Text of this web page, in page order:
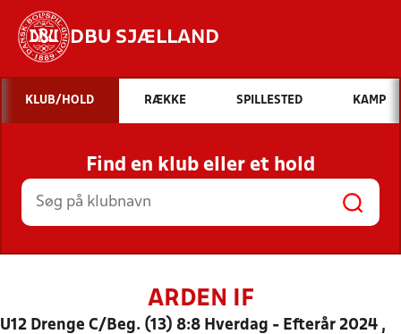
DBU SJÆLLAND
Hvad vil du søge efter?
INDHOLD OG NYHEDER
STILLINGER, RESULTATER, KLUBBER OG
HOLD
KLUB/HOLD RÆKKE SPILLESTED KAMP
Find en klub eller et hold
ARDEN IF
U12 Drenge C/Beg. (13) 8:8 Hverdag - Efterår 2024 ,